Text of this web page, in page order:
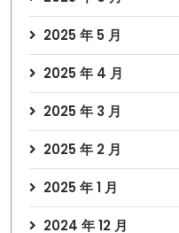
2025 年 5 月
2025 年 4 月
2025 年 3 月
2025 年 2 月
2025 年 1 月
2024 年 12 月